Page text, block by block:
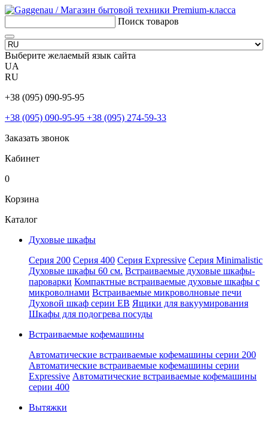
Поиск товаров
Выберите желаемый язык сайта
UA
RU
+38 (095) 090-95-95
+38 (095) 090-95-95 +38 (095) 274-59-33
Заказать звонок
Кабинет
0
Корзина
Каталог
Духовые шкафы
Серия 200 Серия 400 Серия Expressive Серия Minimalistic
Духовые шкафы 60 см. Встраиваемые духовые шкафы-
пароварки Компактные встраиваемые духовые шкафы с
микроволнами Встраиваемые микроволновые печи
Духовой шкаф серии EB Ящики для вакуумирования
Шкафы для подогрева посуды
Встраиваемые кофемашины
Автоматические встраиваемые кофемашины серии 200
Автоматические встраиваемые кофемашины серии
Expressive Автоматические встраиваемые кофемашины
серии 400
Вытяжки